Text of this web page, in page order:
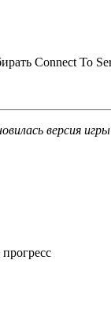
Connect To
версия